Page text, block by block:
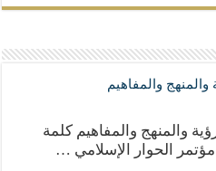
والمنهج والمفاهيم
والمنهج والمفاهيم كلمة
مؤتمر الحوار الإسلامي …